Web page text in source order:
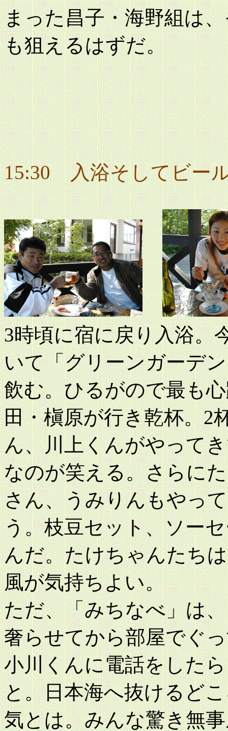
まった昌子・海野組は
も狙えるはずだ。
15:30 入浴そしてビー
3時頃に宿に戻り入浴。
いて「グリーンガーデ
飲む。ひるがので最も
田・槇原が行き乾杯。2
ん、川上くんがやって
なのが笑える。さらに
さん、うみりんもやっ
う。枝豆セット、ソー
んだ。たけちゃんたち
風が気持ちよい。
ただ、「みちなべ」は
奢らせてから部屋でぐ
小川くんに電話をした
と。日本海へ抜けるど
気とは。みんな驚き無